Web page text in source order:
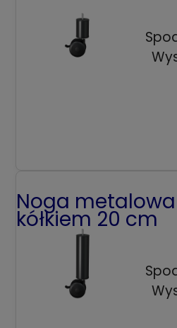
Noga
kółkiem 20 cm